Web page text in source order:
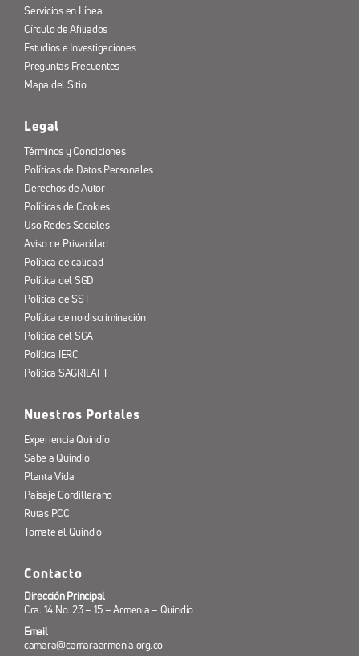
Servicios en Línea
Círculo de Afiliados
Estudios e Investigaciones
Preguntas Frecuentes
Mapa del Sitio
Legal
Términos y Condiciones
Políticas de Datos Personales
Derechos de Autor
Políticas de Cookies
Uso Redes Sociales
Aviso de Privacidad
Política de calidad
Política del SGD
Política de SST
Política de no discriminación
Política del SGA
Política IERC
Política SAGRILAFT
Nuestros Portales
Experiencia Quindío
Sabe a Quindío
Planta Vida
Paisaje Cordillerano
Rutas PCC
Tomate el Quindío
Contacto
Dirección Principal
Cra. 14 No. 23 – 15 – Armenia – Quindío
Email
camara@camaraarmenia.org.co